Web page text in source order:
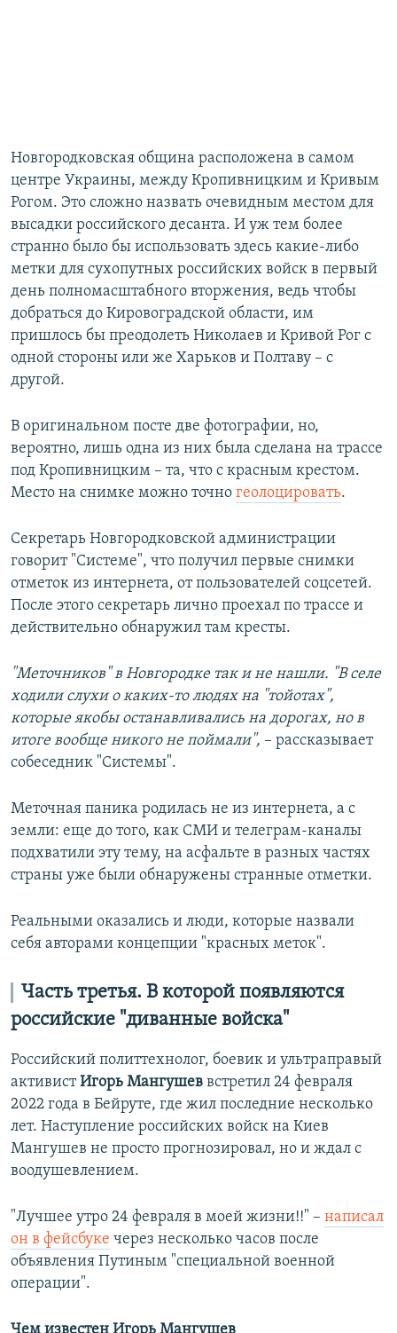
Новгородковская община расположена в самом
центре Украины, между Кропивницким и Кривым
Рогом. Это сложно назвать очевидным местом для
высадки российского десанта. И уж тем более
странно было бы использовать здесь какие-либо
метки для сухопутных российских войск в первый
день полномасштабного вторжения, ведь чтобы
добраться до Кировоградской области, им
пришлось бы преодолеть Николаев и Кривой Рог с
одной стороны или же Харьков и Полтаву – с
другой.
В оригинальном посте две фотографии, но,
вероятно, лишь одна из них была сделана на трассе
под Кропивницким – та, что с красным крестом.
Место на снимке можно точно геолоцировать.
Секретарь Новгородковской администрации
говорит "Системе", что получил первые снимки
отметок из интернета, от пользователей соцсетей.
После этого секретарь лично проехал по трассе и
действительно обнаружил там кресты.
"Меточников" в Новгородке так и не нашли. "В селе
ходили слухи о каких-то людях на "тойотах",
которые якобы останавливались на дорогах, но в
итоге вообще никого не поймали", – рассказывает
собеседник "Системы".
Меточная паника родилась не из интернета, а с
земли: еще до того, как СМИ и телеграм-каналы
подхватили эту тему, на асфальте в разных частях
страны уже были обнаружены странные отметки.
Реальными оказались и люди, которые назвали
себя авторами концепции "красных меток".
Часть третья. В которой появляются
российские "диванные войска"
Российский политтехнолог, боевик и ультраправый
активистИгорь Мангушев встретил 24 февраля
2022 года в Бейруте, где жил последние несколько
лет. Наступление российских войск на Киев
Мангушев не просто прогнозировал, но и ждал с
воодушевлением.
"Лучшее утро 24 февраля в моей жизни!!" – написал
он в фейсбуке через несколько часов после
объявления Путиным "специальной военной
операции".